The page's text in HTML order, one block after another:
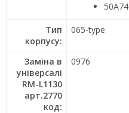
Тип
корпусу:
065-type
Заміна в
універсалі
RM-L1130
арт.2770
код:
0976